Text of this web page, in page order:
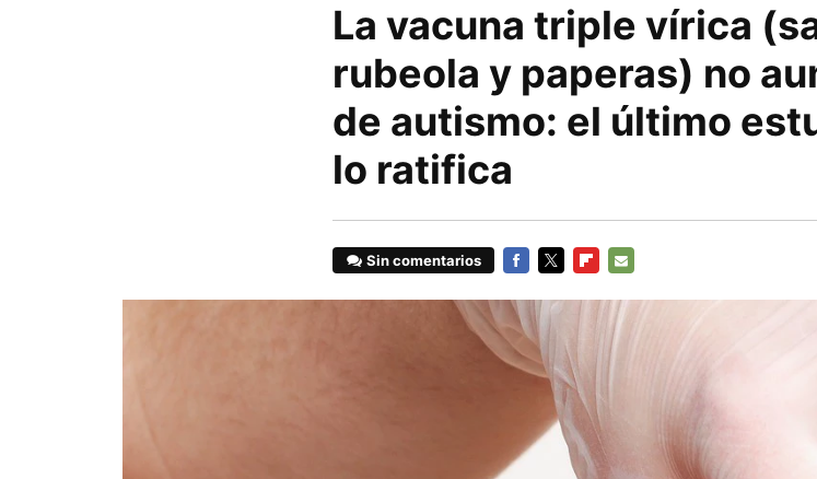
La vacuna triple vírica
rubeola y paperas) no
de autismo: el último
lo ratifica
Sin comentarios
MAIL